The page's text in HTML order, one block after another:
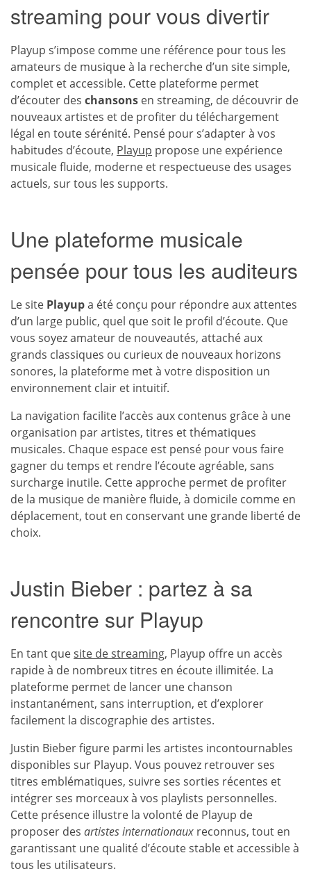
streaming pour vous divertir
Playup s’impose comme une référence pour tous les
amateurs de musique à la recherche d’un site simple,
complet et accessible. Cette plateforme permet
d’écouter des chansons en streaming, de découvrir de
nouveaux artistes et de profiter du téléchargement
légal en toute sérénité. Pensé pour s’adapter à vos
habitudes d’écoute, Playup propose une expérience
musicale fluide, moderne et respectueuse des usages
actuels, sur tous les supports.
Une plateforme musicale
pensée pour tous les auditeurs
Le site Playupa été conçu pour répondre aux attentes
d’un large public, quel que soit le profil d’écoute. Que
vous soyez amateur de nouveautés, attaché aux
grands classiques ou curieux de nouveaux horizons
sonores, la plateforme met à votre disposition un
environnement clair et intuitif.
La navigation facilite l’accès aux contenus grâce à une
organisation par artistes, titres et thématiques
musicales. Chaque espace est pensé pour vous faire
gagner du temps et rendre l’écoute agréable, sans
surcharge inutile. Cette approche permet de profiter
de la musique de manière fluide, à domicile comme en
déplacement, tout en conservant une grande liberté de
choix.
Justin Bieber : partez à sa
rencontre sur Playup
En tant quesite de streaming, Playup offre un accès
rapide à de nombreux titres en écoute illimitée. La
plateforme permet de lancer une chanson
instantanément, sans interruption, et d’explorer
facilement la discographie des artistes.
Justin Bieber figure parmi les artistes incontournables
disponibles sur Playup. Vous pouvez retrouver ses
titres emblématiques, suivre ses sorties récentes et
intégrer ses morceaux à vos playlists personnelles.
Cette présence illustre la volonté de Playup de
proposer des artistes internationaux reconnus, tout en
garantissant une qualité d’écoute stable et accessible à
tous les utilisateurs.